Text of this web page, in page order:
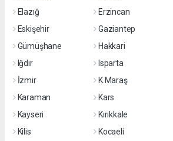
Elazığ
Erzincan
Eskişehir
Gaziantep
Gümüşhane
Hakkari
Iğdır
Isparta
İzmir
K.Maraş
Karaman
Kars
Kayseri
Kırıkkale
Kilis
Kocaeli